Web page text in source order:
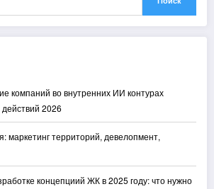
компаний во внутренних ИИ контурах
2026
маркетинг территорий, девелопмент,
концепциий ЖК в 2025 году: что нужно